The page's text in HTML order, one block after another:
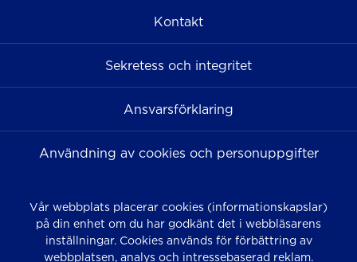
Kontakt
Sekretess och integritet
Ansvarsförklaring
Användning av cookies och personuppgifter
Vår webbplats placerar cookies (informationskapslar)
på din enhet om du har godkänt det i webbläsarens
inställningar. Cookies används för förbättring av
webbplatsen, analys och intressebaserad reklam.